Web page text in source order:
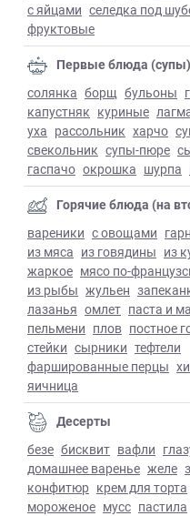
с яйцами селедка под
фруктовые
Первые блюда (супы)
солянка борщ бульоны
капустняк куриные
уха рассольник харчо
свекольник супы-пюре
гаспачо окрошка шурпа
Горячие блюда (на
вареники с овощами
из мяса из говядины из
жаркое мясо по-
из рыбы жульен
лазанья омлет паста и
пельмени плов постное
стейки сырники тефтели
фаршированные перцы
яичница
Десерты
безе бисквит вафли
домашнее варенье желе
конфитюр крем для торта
мороженое мусс пастила